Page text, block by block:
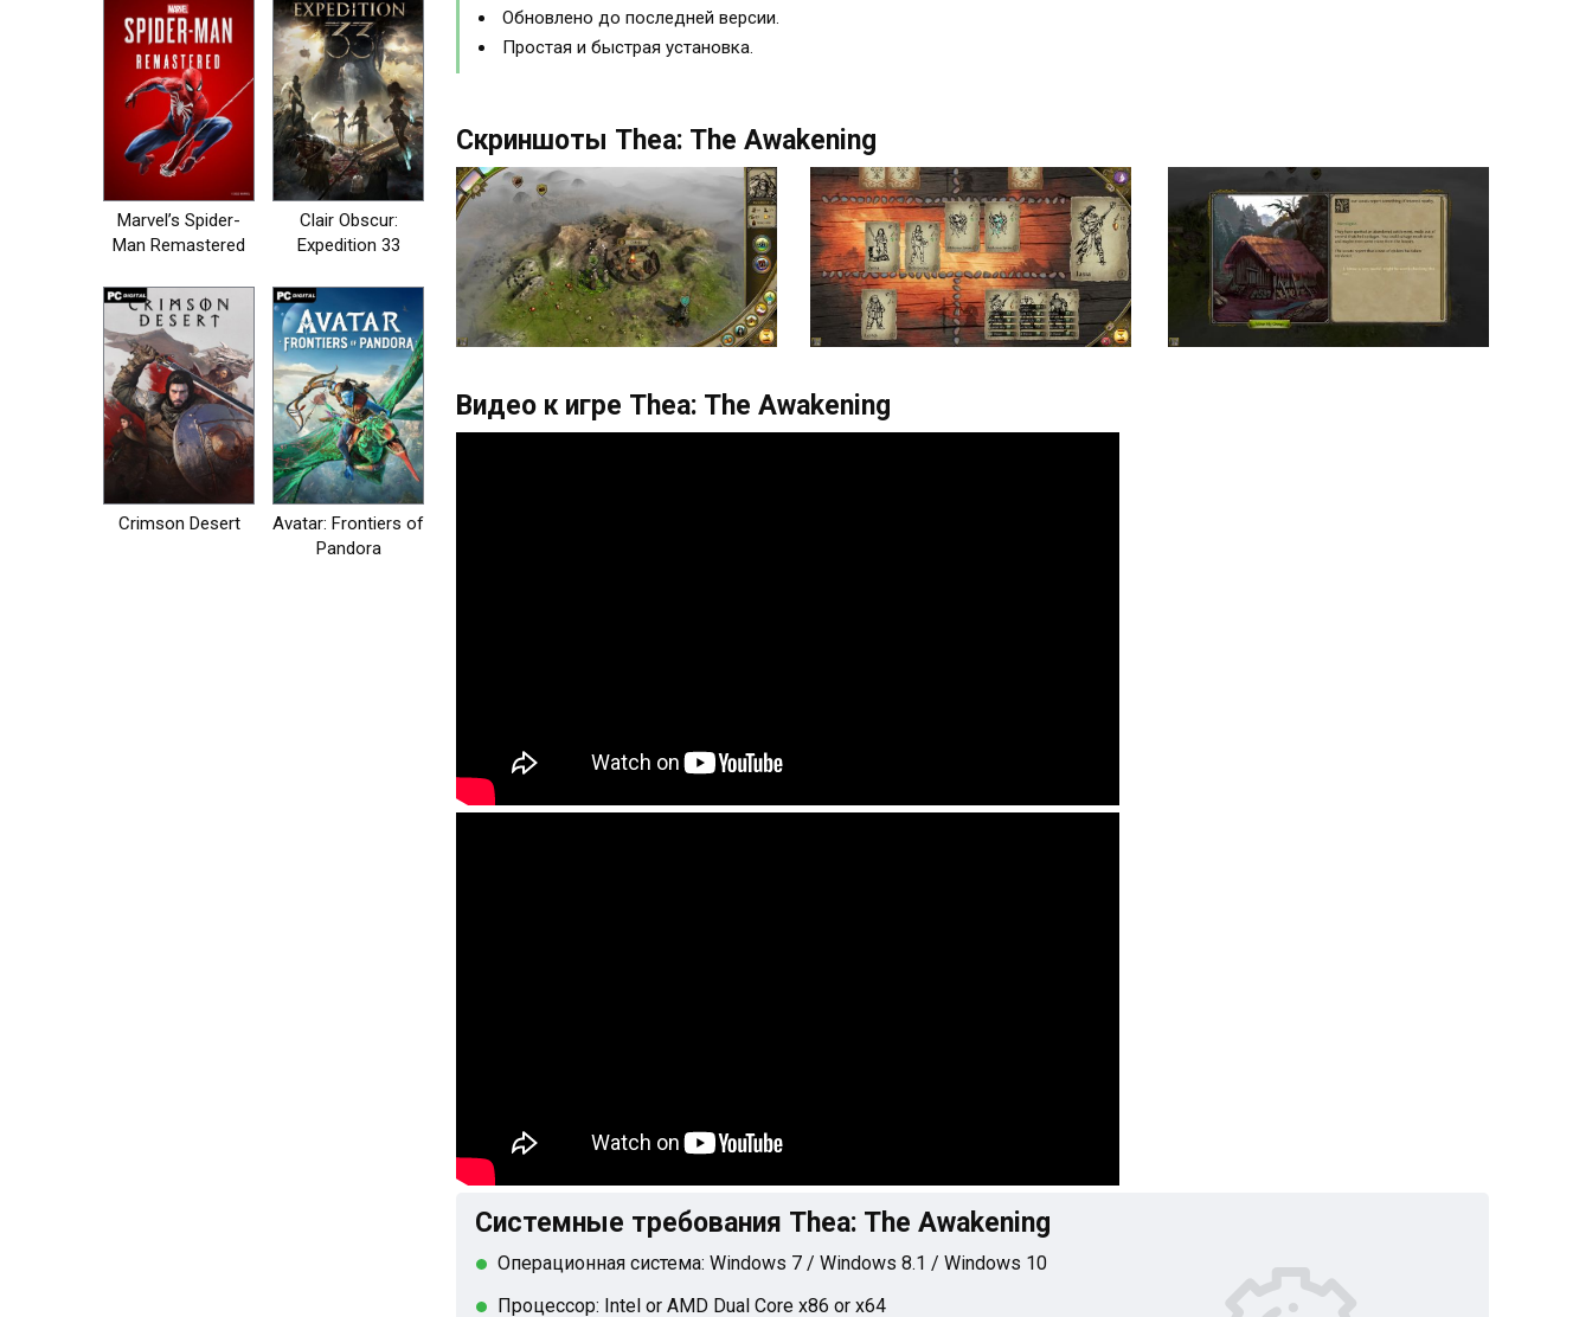
Marvel’s Spider-
Man Remastered
Clair Obscur:
Expedition 33
Crimson Desert
Avatar: Frontiers of
Pandora
Обновлено до последней версии.
Простая и быстрая установка.
Скриншоты Thea: The Awakening
Видео к игре Thea: The Awakening
Системные требования Thea: The Awakening
Операционная система: Windows 7 / Windows 8.1 / Windows 10
Процессор: Intel or AMD Dual Core x86 or x64